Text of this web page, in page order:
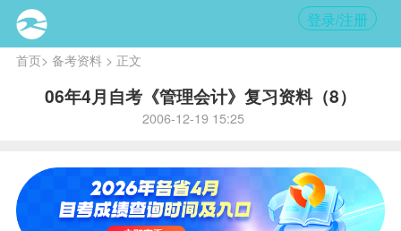
登录/注册
首页> 备考资料> 正文
06年4月自考《管理会计》复习资料（8）
2006-12-19 15:25